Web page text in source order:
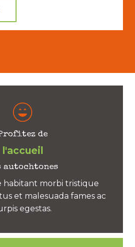
de
l'accueil
autochtones
habitant morbi tristique
et malesuada fames ac
egestas.